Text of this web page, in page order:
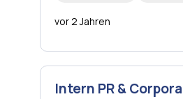
vor 2 Jahren
Intern PR &